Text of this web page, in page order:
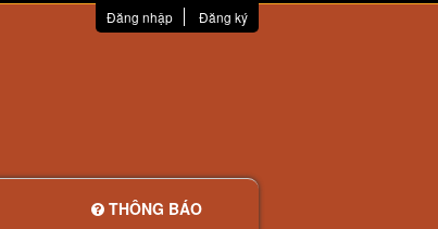
Đăng nhập Đăng ký
THÔNG BÁO